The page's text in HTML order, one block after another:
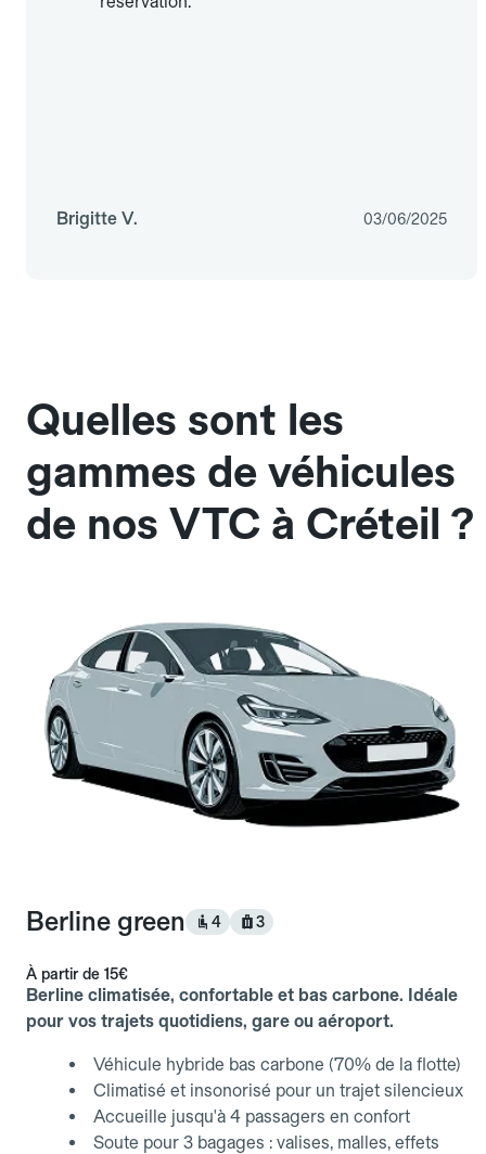
Brigitte V. 03/06/2025
Quelles sont les
gammes de véhicules
de nos VTC à Créteil ?
Berline green 4 3
À partir de 15€
Berline climatisée, confortable et bas carbone. Idéale
pour vos trajets quotidiens, gare ou aéroport.
Véhicule hybride bas carbone (70% de la flotte)
Climatisé et insonorisé pour un trajet silencieux
Accueille jusqu'à 4 passagers en confort
Soute pour 3 bagages : valises, malles, effets